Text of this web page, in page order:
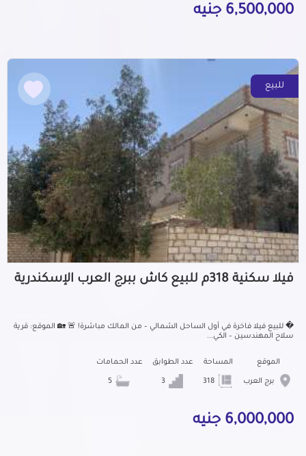
6,500,000 جنيه
للبيع
فيلا سكنية 318م للبيع كاش ببرج العرب الإسكندرية
� للبيع فيلا فاخرة في أول الساحل الشمالي – من المالك مباشرة! 🚨 🏡 الموقع: قرية
سلاح المهندسين – الكي...
الموقع
برج العرب
المساحة عدد الطوابق عدد الحمامات
6,000,000 جنيه